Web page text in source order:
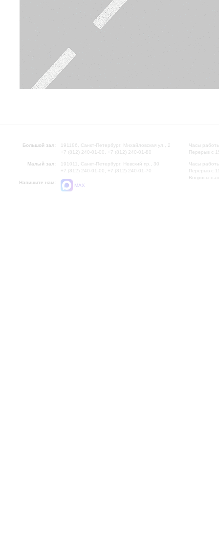
Большой зал:
191186, Санкт-Петербург, Михайловская ул., 2
+7 (812) 240-01-00, +7 (812) 240-01-80
Малый зал:
191011, Санкт-Петербург, Невский пр., 30
+7 (812) 240-01-00, +7 (812) 240-01-70
Напишите нам:
MAX
Часы
Перерыв с
Часы
Перерыв с
Вопросы